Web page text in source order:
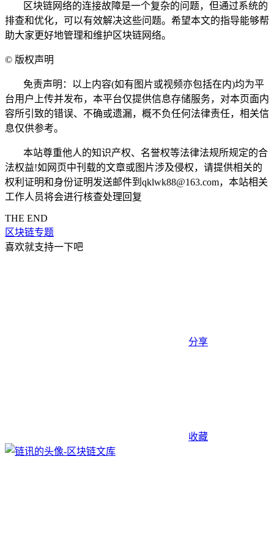
区块链网络的连接故障是一个复杂的问题，但通过系统的
排查和优化，可以有效解决这些问题。希望本文的指导能够帮
助大家更好地管理和维护区块链网络。
© 版权声明
免责声明：以上内容(如有图片或视频亦包括在内)均为平
台用户上传并发布，本平台仅提供信息存储服务，对本页面内
容所引致的错误、不确或遗漏，概不负任何法律责任，相关信
息仅供参考。
本站尊重他人的知识产权、名誉权等法律法规所规定的合
法权益!如网页中刊载的文章或图片涉及侵权，请提供相关的
权利证明和身份证明发送邮件到qklwk88@163.com，本站相关
工作人员将会进行核查处理回复
THE END
区块链专题
喜欢就支持一下吧
分享
收藏